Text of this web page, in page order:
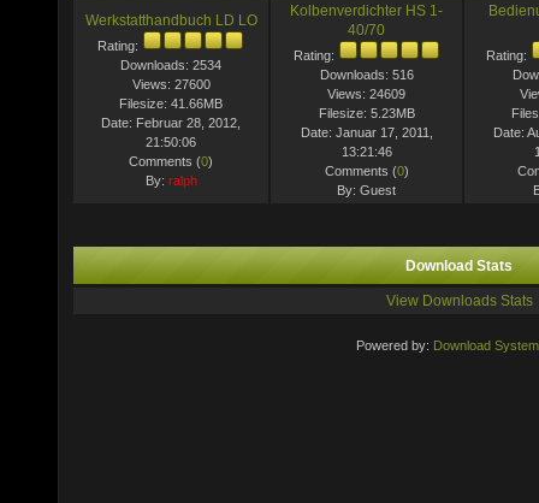
Werkstatthandbuch LD LO
Rating:
Downloads: 2534
Views: 27600
Filesize: 41.66MB
Date: Februar 28, 2012,
21:50:06
Comments (0)
By: ralph
Kolbenverdichter HS 1-
40/70
Rating:
Downloads: 516
Views: 24609
Filesize: 5.23MB
Date: Januar 17, 2011,
13:21:46
Comments (0)
By: Guest
Rating:
Date:
Download Stats
View Downloads Stats
Powered by: Download